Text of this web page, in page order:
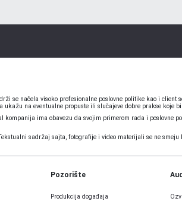
se načela visoko profesionalne poslovne politike kao i
na eventualne propuste ili slučajeve dobre prakse koje
ima obavezu da svojim primerom rada i
sadržaj sajta, fotografije i video materijali se ne smeju
Pozorište
Produkcija događaja